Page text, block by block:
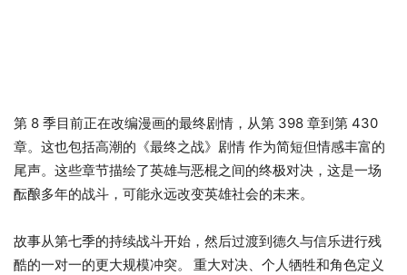
第 8 季目前正在改编漫画的最终剧情，从第 398 章到第 430
章。这也包括高潮的《最终之战》剧情 作为简短但情感丰富的
尾声。这些章节描绘了英雄与恶棍之间的终极对决，这是一场
酝酿多年的战斗，可能永远改变英雄社会的未来。
故事从第七季的持续战斗开始，然后过渡到德久与信乐进行残
酷的一对一的更大规模冲突。
重大对决、个人牺牲和角色定义